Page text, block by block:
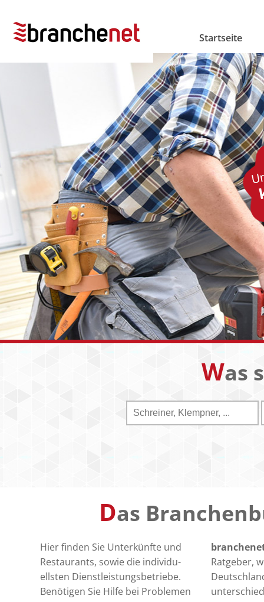
Startseite
Was
Das
Hier finden Sie Unterkünfte und
Restaurants, sowie die individu-
ellsten Dienstleistungsbetriebe.
Benötigen Sie Hilfe bei Problemen
Ratgeber,